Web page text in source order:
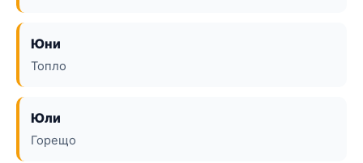
Юни
Топло
Юли
Горещо